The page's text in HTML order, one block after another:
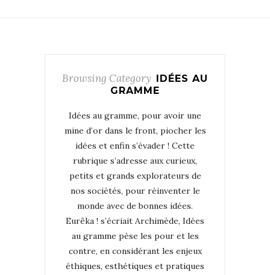
Browsing Category IDÉES AU
GRAMME
Idées au gramme, pour avoir une
mine d’or dans le front, piocher les
idées et enfin s’évader ! Cette
rubrique s’adresse aux curieux,
petits et grands explorateurs de
nos sociétés, pour réinventer le
monde avec de bonnes idées.
Eurêka ! s’écriait Archimède, Idées
au gramme pèse les pour et les
contre, en considérant les enjeux
éthiques, esthétiques et pratiques